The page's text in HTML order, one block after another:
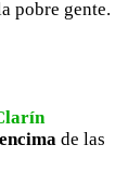
pobre gente.
encima de las